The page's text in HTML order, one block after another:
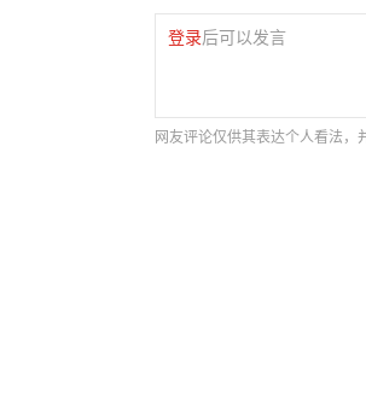
登录后可以发言
网友评论仅供其表达个人看法，